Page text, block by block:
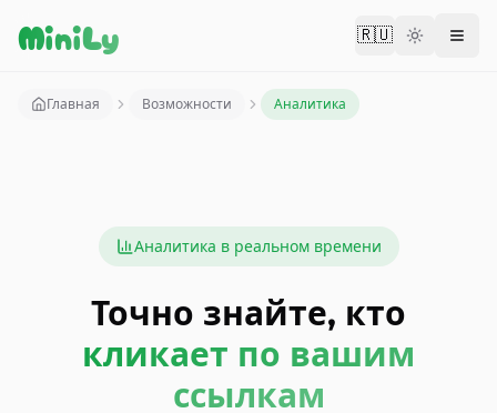
MiniLy 🇷🇺Change
Главная Возможности Аналитика
Аналитика в реальном времени
Точно знайте, кто
кликает по вашим
ссылкам